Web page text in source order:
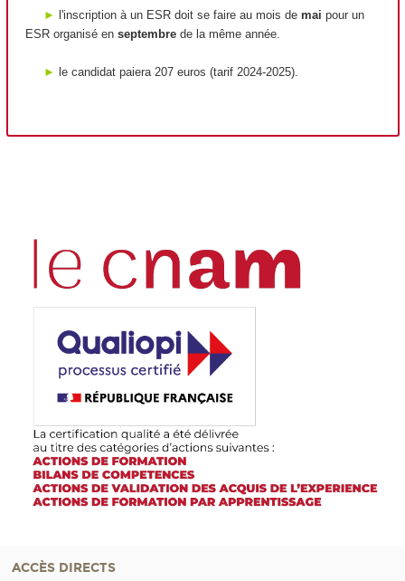
► l'inscription à un ESR doit se faire au mois de mai pour un
ESR organisé en septembre de la même année.
► le candidat paiera 207 euros (tarif 2024-2025).
ACCÈS DIRECTS